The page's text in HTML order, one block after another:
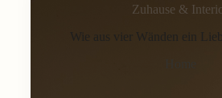
Zuhause &
Wie aus vier Wänden ein